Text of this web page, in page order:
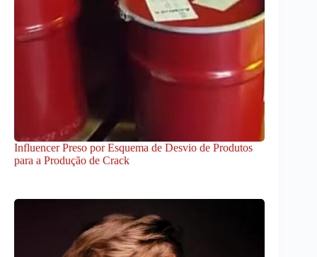
Influencer Preso por Esquema de Desvio de Produtos
para a Produção de Crack